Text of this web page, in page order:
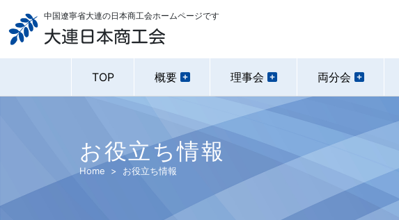
大連日本商工会
中国遼寧省大連の日本商工会ホームページです
TOP 概要 理事会 両分会
お役立ち情報
Home お役立ち情報